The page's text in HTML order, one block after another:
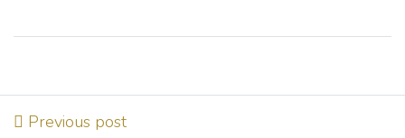
Previous post